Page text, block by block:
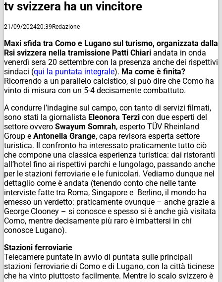
tv svizzera ha un vincitore
21/09/202420:39Redazione
Maxi sfida tra Como e Lugano sul turismo, organizzata dalla
Rsi svizzera nella tramissione Patti Chiari andata in onda
venerdì sera 20 settembre con la presenza anche dei rispettivi
sindaci (qui la puntata integrale). Ma come è finita?
Ricorrendo a un parallelo calcistico, si può dire che Como ha
vinto di misura con un 5-4 decisamente combattuto.
A condurre l’indagine sul campo, con tanto di servizi filmati,
sono stati la giornalista Eleonora Terzi con due esperti del
settore ovvero Swayum Somrah, esperto TÜV Rheinland
Group e Antonella Grange, capa revisora esperta settore
turistica. Il confronto ha interessato praticamente tutto ciò
che compone una classica esperienza turistica: dai ristoranti
all’hotel fino ai rispettivi parchi e lungolago, passando anche
per le stazioni ferroviarie e le funicolari. Vediamo dunque nel
dettaglio come è andata (tenendo conto che nelle tante
interviste fatte tra Roma, Singapore e Berlino, il mondo ha
emesso un verdetto: praticamente ovunque – anche grazie a
George Clooney – si conosce e spesso si è anche già visitata
Como, mentre decisamente più raro è imbattersi in chi
conosce Lugano).
Stazioni ferroviarie
Telecamere puntate in avvio di puntata sulle principali
stazioni ferroviarie di Como e di Lugano, con la città ticinese
che ha vinto piuttosto facilmente. Mentre lo scalo svizzero è